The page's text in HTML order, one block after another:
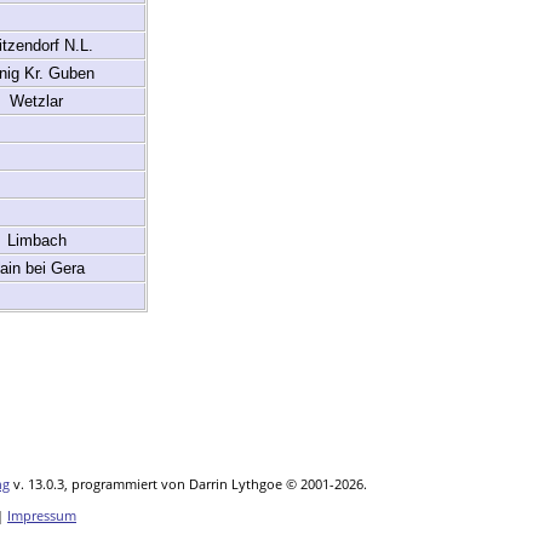
N.L.
Kr. Guben
Wetzlar
Limbach
bei Gera
v. 13.0.3, programmiert von Darrin Lythgoe © 2001-2026.
| Impressum